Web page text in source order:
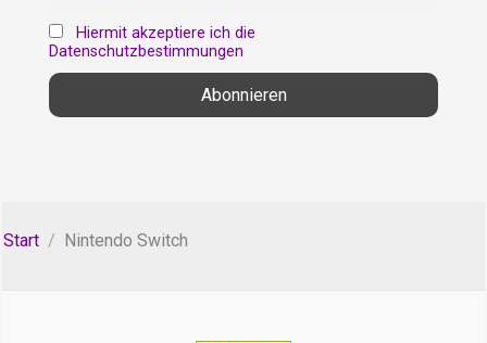
Hiermit akzeptiere ich die
Datenschutzbestimmungen
Start Nintendo Switch